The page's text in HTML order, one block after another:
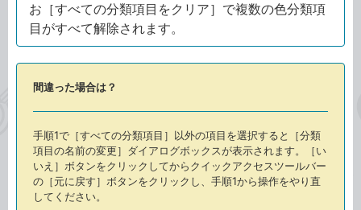
お［すべての分類項目をクリア］で複数の色分類項
目がすべて解除されます。
間違った場合は？
手順1で［すべての分類項目］以外の項目を選択すると［分類
項目の名前の変更］ダイアログボックスが表示されます。［い
いえ］ボタンをクリックしてからクイックアクセスツールバー
の［元に戻す］ボタンをクリックし、手順1から操作をやり直
してください。